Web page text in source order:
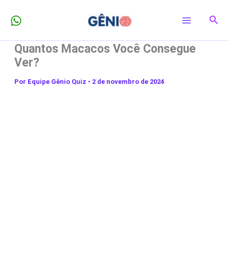
para
conteúdo
Quantos Macacos Você Consegue
Ver?
Por Equipe Gênio Quiz • 2 de novembro de 2024